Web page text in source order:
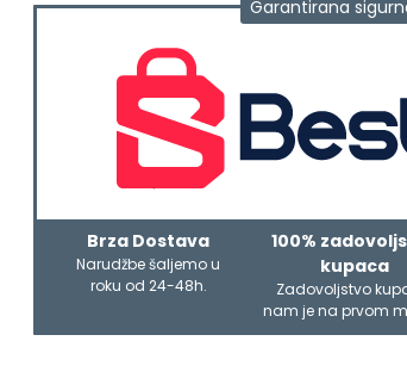
Garantirana
Brza Dostava
Narudžbe šaljemo u
roku od 24-48h.
100%
kupaca
Zadovoljstvo
nam je na prvom